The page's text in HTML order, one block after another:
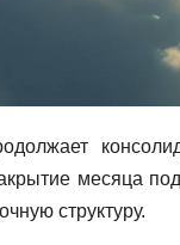
месяца
структуру.